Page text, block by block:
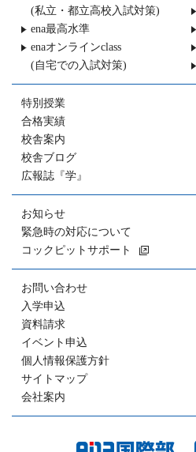
(私立・都立高校入試対策)
ena最高水準
enaオンラインclass
(自宅での入試対策)
特別授業
合格実績
校舎案内
校舎ブログ
広報誌『学』
お知らせ
緊急時の対応について
コックピットサポート
お問い合わせ
入学申込
資料請求
イベント申込
個人情報保護方針
サイトマップ
会社案内